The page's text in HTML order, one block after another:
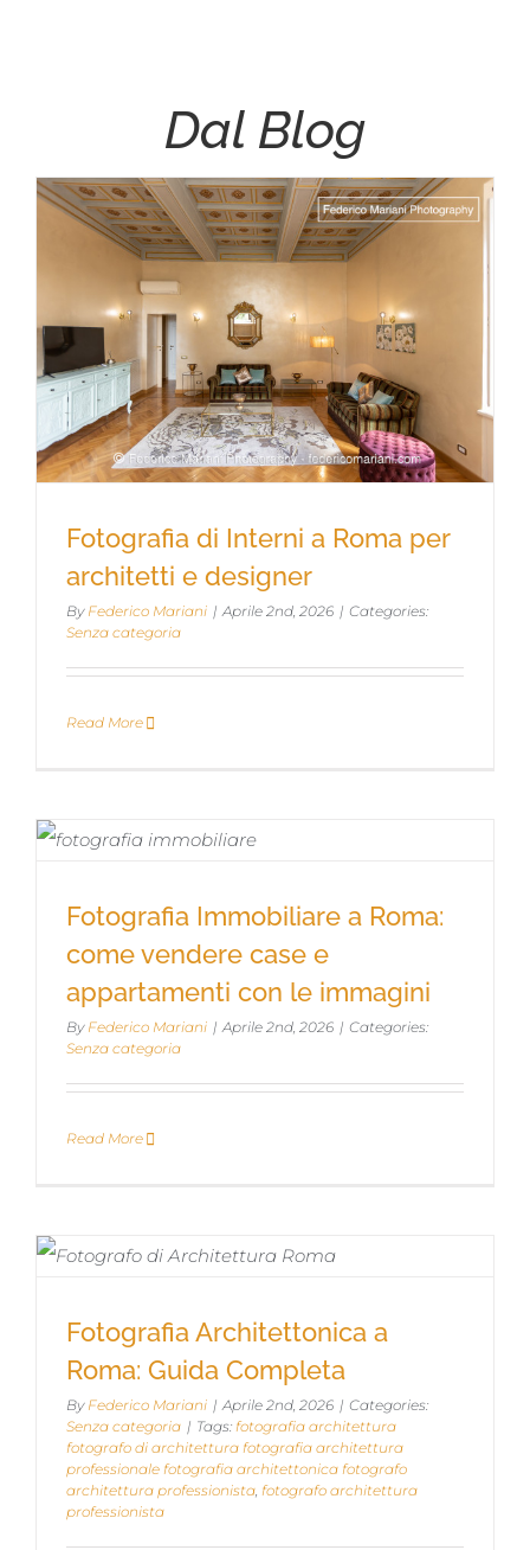
Dal Blog
Fotografia di Interni a Roma per
Fotografia di Interni a Roma per
architetti e designer
By Federico Mariani | Aprile 2nd, 2026 | Categories:
Senza categoria
Read More
vendere case e appartamenti con le
immagini
Fotografia Immobiliare a Roma:
come vendere case e
appartamenti con le immagini
By Federico Mariani | Aprile 2nd, 2026 | Categories:
Senza categoria
Read More
Fotografia Architettonica a
Roma: Guida Completa
By Federico Mariani | Aprile 2nd, 2026 | Categories:
Senza categoria | Tags: fotografia architettura
fotografo di architettura fotografia architettura
professionale fotografia architettonica fotografo
architettura professionista, fotografo architettura
professionista